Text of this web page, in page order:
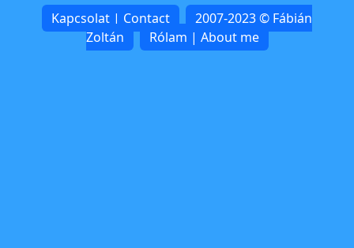
Kapcsolat | Contact
2007-2023 © Fábián
Zoltán
Rólam | About me